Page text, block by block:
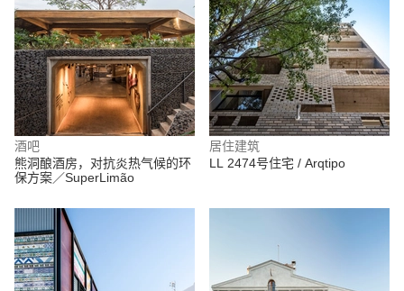
酒吧
熊洞酿酒房，对抗炎热气候的环
保方案／SuperLimão
居住建筑
LL 2474号住宅 / Arqtipo